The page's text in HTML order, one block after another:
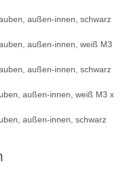
außen-innen, schwarz
außen-innen, weiß M3
außen-innen, schwarz
außen-innen, weiß M3 x
außen-innen, schwarz